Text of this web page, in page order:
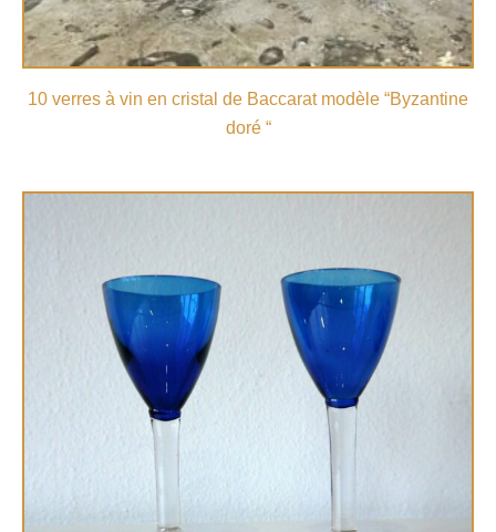
10 verres à vin en cristal de Baccarat modèle “Byzantine
doré “